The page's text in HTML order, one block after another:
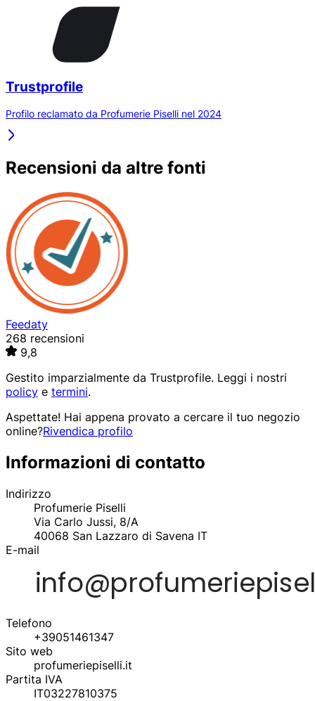
Trustprofile
Profilo reclamato da Profumerie Piselli nel 2024
Recensioni da altre fonti
Feedaty
268 recensioni
9,8
Gestito imparzialmente da Trustprofile. Leggi i nostri
policy e termini.
Aspettate! Hai appena provato a cercare il tuo negozio
online?Rivendica profilo
Informazioni di contatto
Indirizzo
Profumerie Piselli
Via Carlo Jussi, 8/A
40068 San Lazzaro di Savena IT
E-mail
Telefono
+39051461347
Sito web
profumeriepiselli.it
Partita IVA
IT03227810375